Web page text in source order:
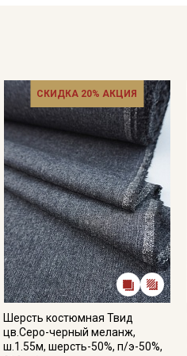
СКИДКА 20% АКЦИЯ
Шерсть костюмная Твид
цв.Серо-черный меланж,
ш.1.55м, шерсть-50%, п/э-50%,